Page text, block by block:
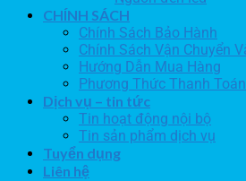
CHÍNH SÁCH
Chính Sách Bảo Hành
Chính Sách Vận Chuyển
Hướng Dẫn Mua Hàng
Phương Thức Thanh Toán
Dịch vụ – tin tức
Tin hoạt động nội bộ
Tin sản phẩm dịch vụ
Tuyển dụng
Liên hệ